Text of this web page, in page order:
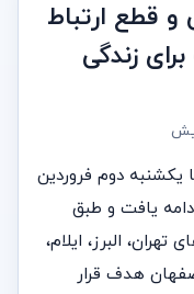
و قطع ارتباط
که برای زندگی
دوم فروردین
یافت و طبق
البرز، ایلام،
هدف قرار